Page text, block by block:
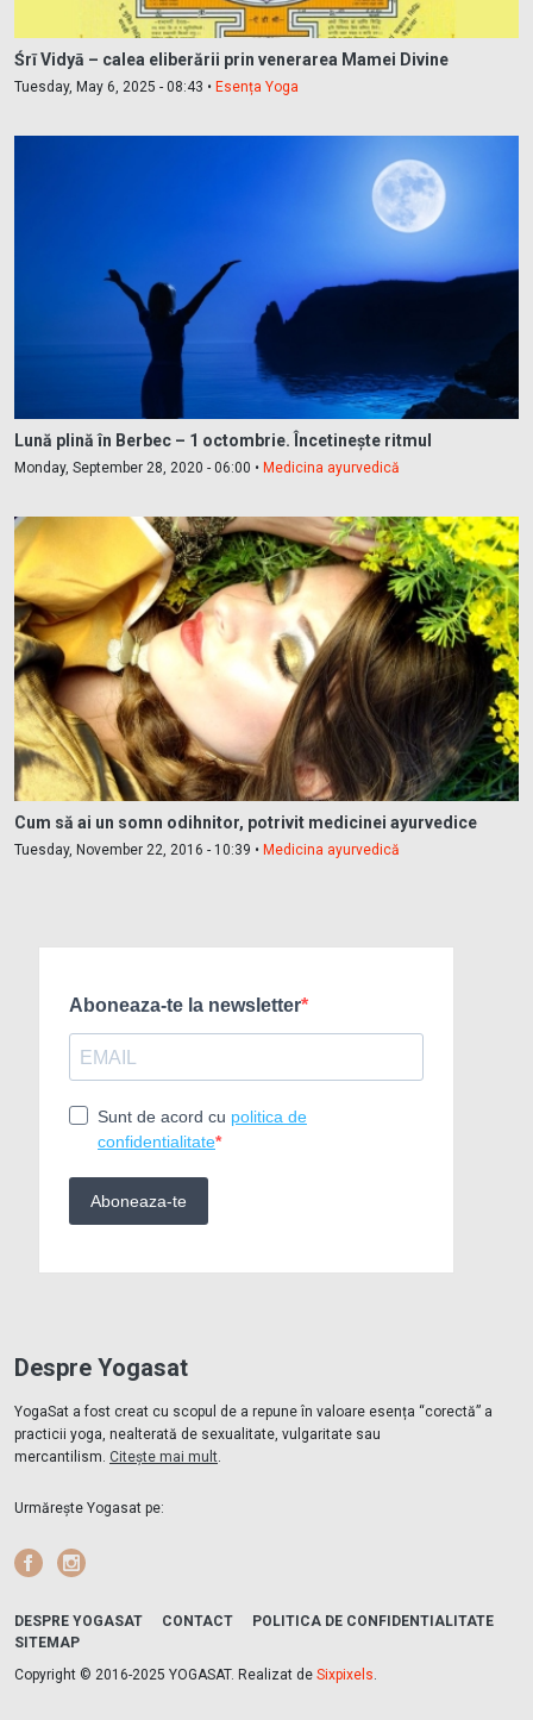
Śrī Vidyā – calea eliberării prin venerarea Mamei Divine
Tuesday, May 6, 2025 - 08:43 • Esența Yoga
Lună plină în Berbec – 1 octombrie. Încetinește ritmul
Monday, September 28, 2020 - 06:00 • Medicina ayurvedică
Cum să ai un somn odihnitor, potrivit medicinei ayurvedice
Tuesday, November 22, 2016 - 10:39 • Medicina ayurvedică
Despre Yogasat
YogaSat a fost creat cu scopul de a repune în valoare esența “corectă” a
practicii yoga, nealterată de sexualitate, vulgaritate sau
mercantilism. Citește mai mult
Urmărește Yogasat pe:
Facebook
DESPRE YOGASAT CONTACT
POLITICA DE CONFIDENTIALITATE
SITEMAP
Copyright © 2016-2025 YOGASAT. Realizat de Sixpixels